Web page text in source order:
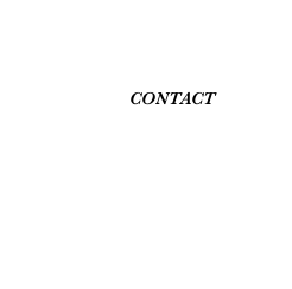
CONTACT